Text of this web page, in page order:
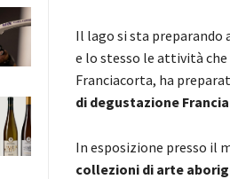
Il lago si sta
e lo stesso le attività
Franciacorta, ha
di degustazione
In esposizione presso il
collezioni di arte